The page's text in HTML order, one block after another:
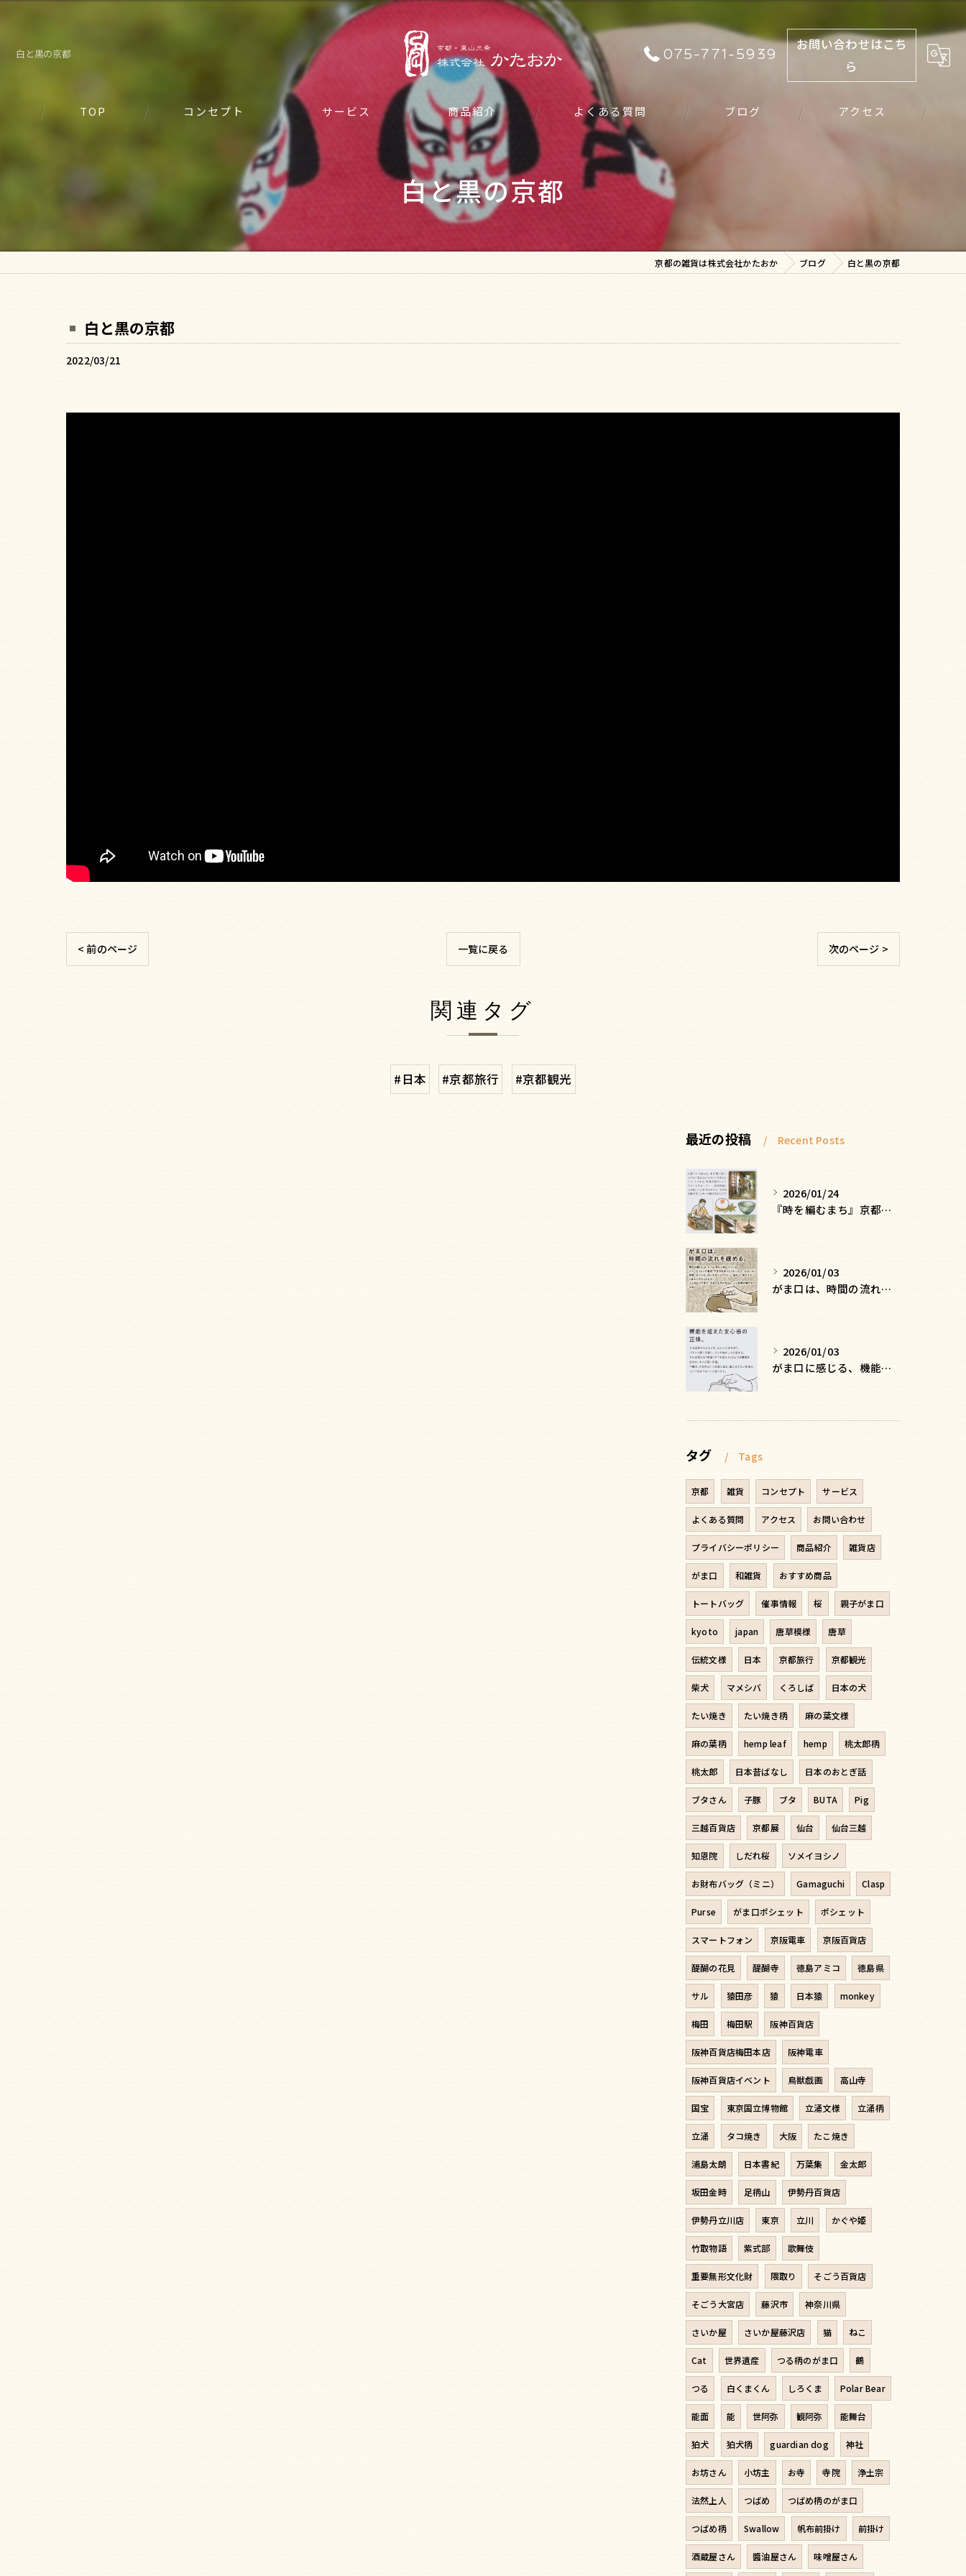
白と黒の京都 075-771-5939
お問い合わせはこち
ら
TOP コンセプト サービス 商品紹介 よくある質問 ブログ アクセス
白と黒の京都
京都の雑貨は株式会社かたおか ブログ 白と黒の京都
白と黒の京都
2022/03/21
< 前のページ 一覧に戻る 次のページ >
関連タグ
#日本 #京都旅行 #京都観光
最近の投稿 Recent Posts
2026/01/24
『時を編むまち』京都ー日常にひそむ、静かな贅沢
2026/01/03
がま口は、時間の流れを緩める
2026/01/03
がま口に感じる、機能を超えた安心感の正体
タグ Tags
京都 雑貨 コンセプト サービス
よくある質問 アクセス お問い合わせ
プライバシーポリシー 商品紹介 雑貨店
がま口 和雑貨 おすすめ商品
トートバッグ 催事情報 桜 親子がま口
kyoto japan 唐草模様 唐草
伝統文様 日本 京都旅行 京都観光
柴犬 マメシバ くろしば 日本の犬
たい焼き たい焼き柄 麻の葉文様
麻の葉柄 hemp leaf hemp 桃太郎柄
桃太郎 日本昔ばなし 日本のおとぎ話
ブタさん 子豚 ブタ BUTA Pig
三越百貨店 京都展 仙台 仙台三越
知恩院 しだれ桜 ソメイヨシノ
お財布バッグ（ミニ） Gamaguchi Clasp
Purse がま口ポシェット ポシェット
スマートフォン 京阪電車 京阪百貨店
醍醐の花見 醍醐寺 徳島アミコ 徳島県
サル 猿田彦 猿 日本猿 monkey
梅田 梅田駅 阪神百貨店
阪神百貨店梅田本店 阪神電車
阪神百貨店イベント 鳥獣戯画 高山寺
国宝 東京国立博物館 立涌文様 立涌柄
立涌 タコ焼き 大阪 たこ焼き
浦島太朗 日本書紀 万葉集 金太郎
坂田金時 足柄山 伊勢丹百貨店
伊勢丹立川店 東京 立川 かぐや姫
竹取物語 紫式部 歌舞伎
重要無形文化財 隈取り そごう百貨店
そごう大宮店 藤沢市 神奈川県
さいか屋 さいか屋藤沢店 猫 ねこ
Cat 世界遺産 つる柄のがま口 鶴
つる 白くまくん しろくま Polar Bear
能面 能 世阿弥 観阿弥 能舞台
狛犬 狛犬柄 guardian dog 神社
お坊さん 小坊主 お寺 寺院 浄土宗
法然上人 つばめ つばめ柄のがま口
つばめ柄 Swallow 帆布前掛け 前掛け
酒蔵屋さん 醬油屋さん 味噌屋さん